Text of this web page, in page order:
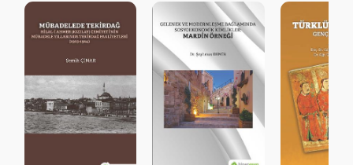
QR Code taraması başarılı.
Sistemi kurumu ile kullanıyorsunuz.
Vazgeç